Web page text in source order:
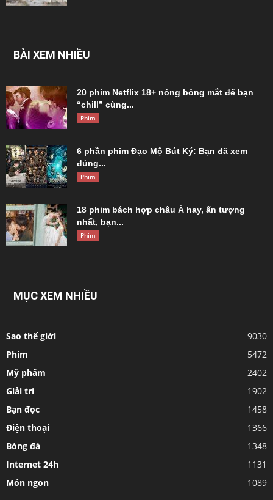
BÀI XEM NHIỀU
20 phim Netflix 18+ nóng bỏng mắt để bạn
“chill” cùng...
Phim
6 phần phim Đạo Mộ Bút Ký: Bạn đã xem
đúng...
Phim
18 phim bách hợp châu Á hay, ấn tượng
nhất, bạn...
Phim
MỤC XEM NHIỀU
Sao thế giới
9030
Phim
5472
Mỹ phẩm
2402
Giải trí
1902
Bạn đọc
1458
Điện thoại
1366
Bóng đá
1348
Internet 24h
1131
Món ngon
1089